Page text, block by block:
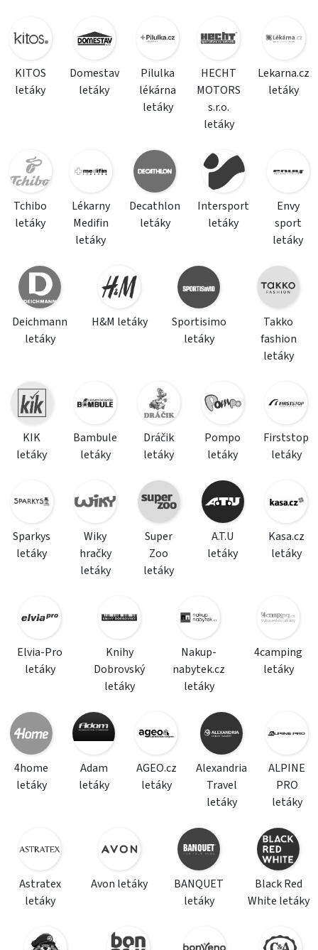
KITOS
letáky
Domestav
letáky
Pilulka
lékárna
letáky
HECHT
MOTORS
s.r.o.
letáky
Lekarna.cz
letáky
Tchibo
letáky
Lékarny
Medifin
letáky
Decathlon
letáky
Intersport
letáky
Envy
sport
letáky
Deichmann
letáky
H&M letáky
Sportisimo
letáky
Takko
fashion
letáky
KIK
letáky
Bambule
letáky
Dráčik
letáky
Pompo
letáky
Firststop
letáky
Sparkys
letáky
Wiky
hračky
letáky
Super
Zoo
letáky
A.T.U
letáky
Kasa.cz
letáky
Elvia-Pro
letáky
Knihy
Dobrovský
letáky
Nakup-
nabytek.cz
letáky
4camping
letáky
4home
letáky
Adam
letáky
AGEO.cz
letáky
Alexandria
Travel
letáky
ALPINE
PRO
letáky
Astratex
letáky
Avon letáky
BANQUET
letáky
Black Red
White letáky